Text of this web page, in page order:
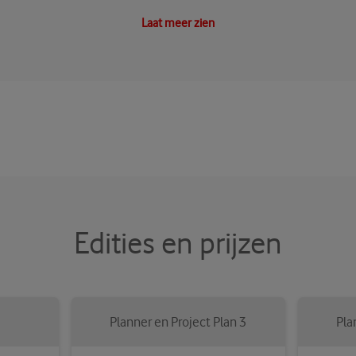
Laat meer zien
Edities en prijzen
Planner en Project Plan 3